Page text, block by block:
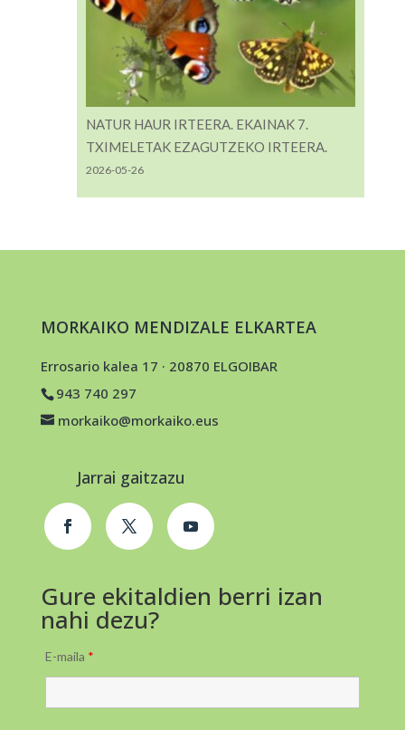
NATUR HAUR IRTEERA. EKAINAK 7.
TXIMELETAK EZAGUTZEKO IRTEERA.
2026-05-26
MORKAIKO MENDIZALE ELKARTEA
Errosario kalea 17 · 20870 ELGOIBAR
943 740 297
morkaiko@morkaiko.eus
Jarrai gaitzazu
Gure ekitaldien berri izan
nahi dezu?
E-maila *